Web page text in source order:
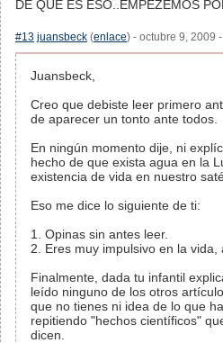
DE QUE ES ESO..EMPEZEMOS
#13 juansbeck (enlace) - octubre 9, 2009
Juansbeck,
Creo que debiste leer primero
de aparecer un tonto ante todos.
En ningún momento dije, ni
hecho de que exista agua en la
existencia de vida en nuestro
Eso me dice lo siguiente de ti:
1. Opinas sin antes leer.
2. Eres muy impulsivo en la vida,
Finalmente, dada tu infantil
leído ninguno de los otros
que no tienes ni idea de lo que
repitiendo "hechos científicos"
dicen.